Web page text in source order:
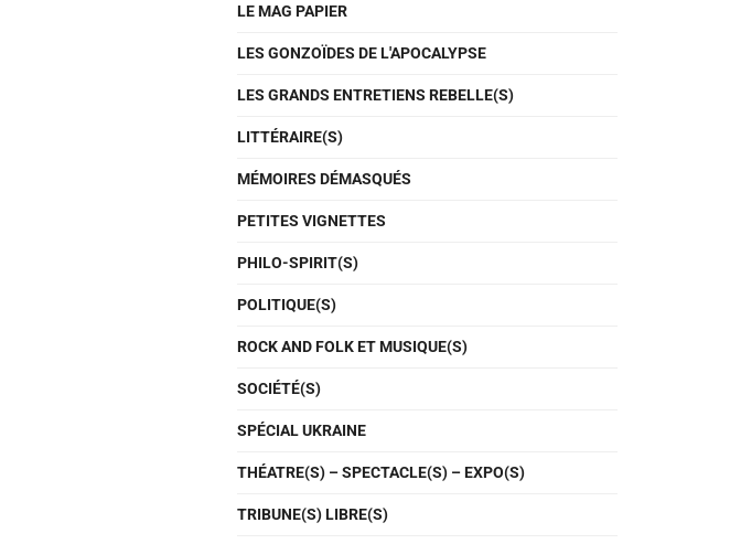
LE MAG PAPIER
LES GONZOÏDES DE L'APOCALYPSE
LES GRANDS ENTRETIENS REBELLE(S)
LITTÉRAIRE(S)
MÉMOIRES DÉMASQUÉS
PETITES VIGNETTES
PHILO-SPIRIT(S)
POLITIQUE(S)
ROCK AND FOLK ET MUSIQUE(S)
SOCIÉTÉ(S)
SPÉCIAL UKRAINE
THÉATRE(S) – SPECTACLE(S) – EXPO(S)
TRIBUNE(S) LIBRE(S)